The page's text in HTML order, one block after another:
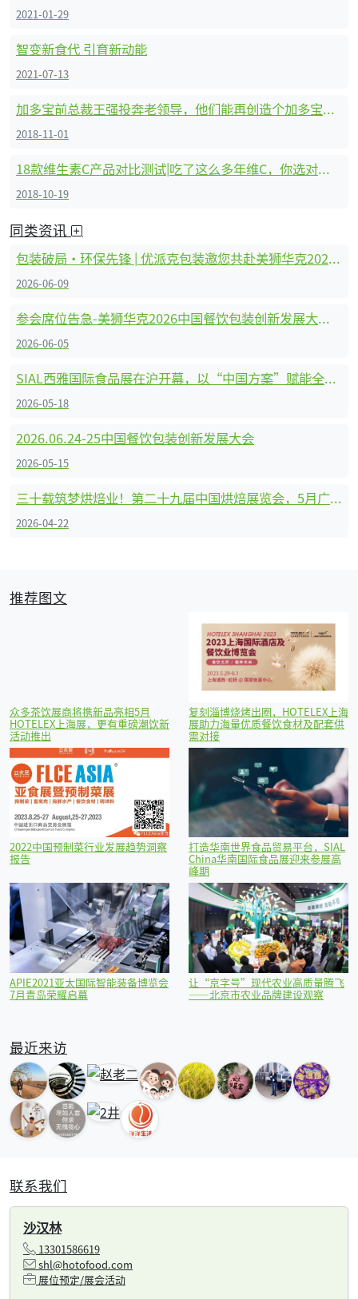
2021-01-29
智变新食代 引育新动能
2021-07-13
加多宝前总裁王强投奔老领导，他们能再创造个加多宝吗？
2018-11-01
18款维生素C产品对比测试|吃了这么多年维C，你选对了吗？
2018-10-19
同类资讯
包装破局·环保先锋 | 优派克包装邀您共赴美狮华克2026中国餐饮包装创新发展大会
2026-06-09
参会席位告急-美狮华克2026中国餐饮包装创新发展大会报名持续火爆，有意参会抓紧冲鸭！！！
2026-06-05
SIAL西雅国际食品展在沪开幕，以“中国方案”赋能全球食饮贸易
2026-05-18
2026.06.24-25中国餐饮包装创新发展大会
2026-05-15
三十载筑梦烘焙业！第二十九届中国烘焙展览会，5月广州即将启幕！
2026-04-22
推荐图文
众多茶饮展商将携新品亮相5月
HOTELEX上海展，更有重磅潮饮新
活动推出
复刻淄博烧烤出圈，HOTELEX上海
展助力海量优质餐饮食材及配套供
需对接
2022中国预制菜行业发展趋势洞察
报告
打造华南世界食品贸易平台，SIAL
China华南国际食品展迎来参展高
峰期
APIE2021亚太国际智能装备博览会
7月青岛荣耀启幕
让“京字号”现代农业高质量腾飞
——北京市农业品牌建设观察
最近来访
联系我们
沙汉林
13301586619
shl@hotofood.com
展位预定/展会活动